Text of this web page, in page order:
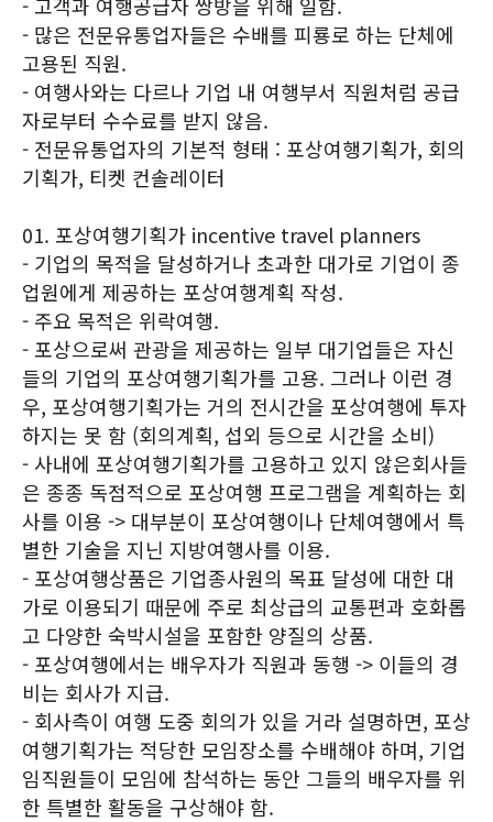
- 많은 전문유통업자들은 수배를 피룡로 하는 단체에
고용된 직원.
- 여행사와는 다르나 기업 내 여행부서 직원처럼 공급
자로부터 수수료를 받지 않음.
- 전문유통업자의 기본적 형태 : 포상여행기획가, 회의
기획가, 티켓 컨솔레이터
01. 포상여행기획가 incentive travel planners
- 기업의 목적을 달성하거나 초과한 대가로 기업이 종
업원에게 제공하는 포상여행계획 작성.
- 주요 목적은 위락여행.
- 포상으로써 관광을 제공하는 일부 대기업들은 자신
들의 기업의 포상여행기획가를 고용. 그러나 이런 경
우, 포상여행기획가는 거의 전시간을 포상여행에 투자
하지는 못 함 (회의계획, 섭외 등으로 시간을 소비)
- 사내에 포상여행기획가를 고용하고 있지 않은회사들
은 종종 독점적으로 포상여행 프로그램을 계획하는 회
사를 이용 -> 대부분이 포상여행이나 단체여행에서 특
별한 기술을 지닌 지방여행사를 이용.
- 포상여행상품은 기업종사원의 목표 달성에 대한 대
가로 이용되기 때문에 주로 최상급의 교통편과 호화롭
고 다양한 숙박시설을 포함한 양질의 상품.
- 포상여행에서는 배우자가 직원과 동행 -> 이들의 경
비는 회사가 지급.
- 회사측이 여행 도중 회의가 있을 거라 설명하면, 포상
여행기획가는 적당한 모임장소를 수배해야 하며, 기업
임직원들이 모임에 참석하는 동안 그들의 배우자를 위
한 특별한 활동을 구상해야 함.